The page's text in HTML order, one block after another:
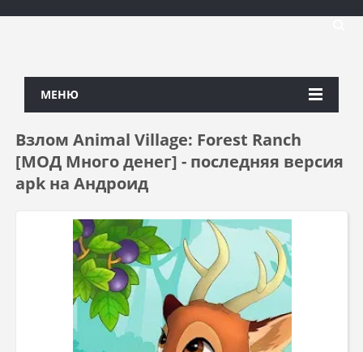
МЕНЮ
Взлом Animal Village: Forest Ranch
[МОД Много денег] - последняя версия
apk на Андроид